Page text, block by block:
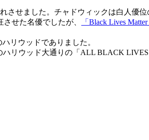
させました。チャドウィックは白人優
せた名優でしたが、
「Black Lives
リウッドでありました。
リウッド大通りの「ALL BLACK